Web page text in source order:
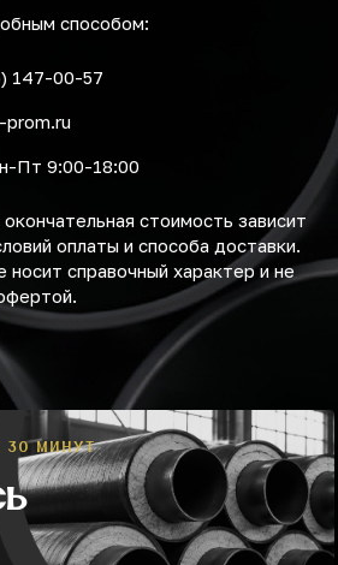
способом:
147-00-57
Пт 9:00-18:00
стоимость зависит
оплаты и способа доставки.
справочный характер и не
30 МИНУТ